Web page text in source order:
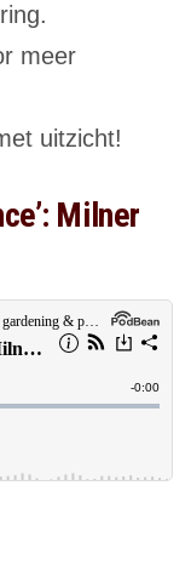
meer
uitzicht!
Milner